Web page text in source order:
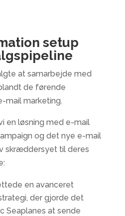
setup
at samarbejde med
de førende
mail marketing.
en løsning med e-mail
og det nye e-mail
skræddersyet til deres
en avanceret
der gjorde det
Seaplanes at sende